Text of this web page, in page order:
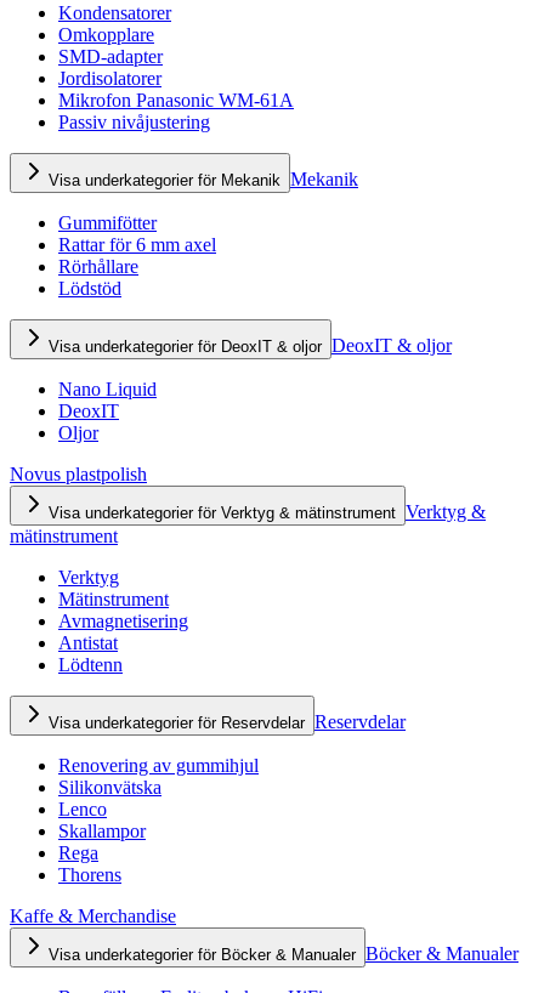
Kondensatorer
Omkopplare
SMD-adapter
Jordisolatorer
Mikrofon Panasonic WM-61A
Passiv nivåjustering
Visa underkategorier för Mekanik Mekanik
Gummifötter
Rattar för 6 mm axel
Rörhållare
Lödstöd
Visa underkategorier för DeoxIT & oljor DeoxIT & oljor
Nano Liquid
DeoxIT
Oljor
Novus plastpolish
Visa underkategorier för Verktyg & mätinstrument Verktyg &
mätinstrument
Verktyg
Mätinstrument
Avmagnetisering
Antistat
Lödtenn
Visa underkategorier för Reservdelar Reservdelar
Renovering av gummihjul
Silikonvätska
Lenco
Skallampor
Rega
Thorens
Kaffe & Merchandise
Visa underkategorier för Böcker & Manualer Böcker & Manualer